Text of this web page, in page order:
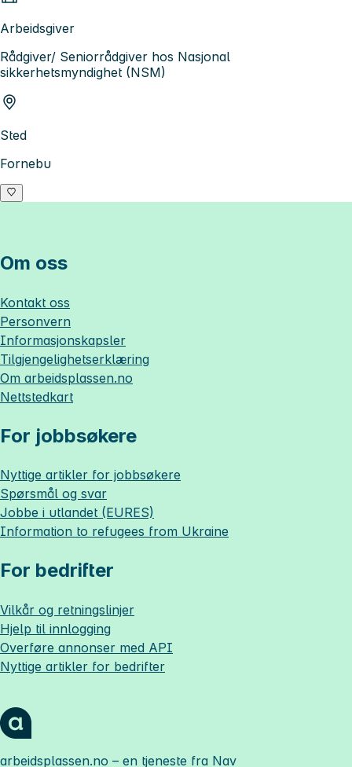
Arbeidsgiver
Rådgiver/ Seniorrådgiver hos Nasjonal
sikkerhetsmyndighet (NSM)
Sted
Fornebu
Om oss
Kontakt oss
Personvern
Informasjonskapsler
Tilgjengelighetserklæring
Om arbeidsplassen.no
Nettstedkart
For jobbsøkere
Nyttige artikler for jobbsøkere
Spørsmål og svar
Jobbe i utlandet (EURES)
Information to refugees from Ukraine
For bedrifter
Vilkår og retningslinjer
Hjelp til innlogging
Overføre annonser med API
Nyttige artikler for bedrifter
arbeidsplassen.no – en tjeneste fra Nav